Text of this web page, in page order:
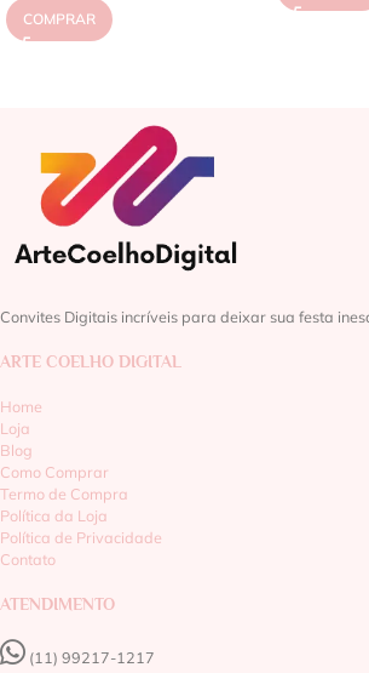
COMPRAR
Convites Digitais incríveis para deixar sua festa
ARTE COELHO DIGITAL
Home
Loja
Blog
Como Comprar
Termo de Compra
Política da Loja
Política de Privacidade
Contato
ATENDIMENTO
(11) 99217-1217‬